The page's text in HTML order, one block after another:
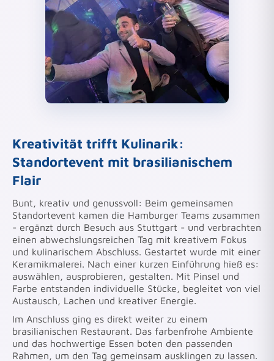
Kreativität trifft Kulinarik:
Standortevent mit brasilianischem
Flair
Bunt, kreativ und genussvoll: Beim gemeinsamen
Standortevent kamen die Hamburger Teams zusammen
- ergänzt durch Besuch aus Stuttgart - und verbrachten
einen abwechslungsreichen Tag mit kreativem Fokus
und kulinarischem Abschluss. Gestartet wurde mit einer
Keramikmalerei. Nach einer kurzen Einführung hieß es:
auswählen, ausprobieren, gestalten. Mit Pinsel und
Farbe entstanden individuelle Stücke, begleitet von viel
Austausch, Lachen und kreativer Energie.
Im Anschluss ging es direkt weiter zu einem
brasilianischen Restaurant. Das farbenfrohe Ambiente
und das hochwertige Essen boten den passenden
Rahmen, um den Tag gemeinsam ausklingen zu lassen.